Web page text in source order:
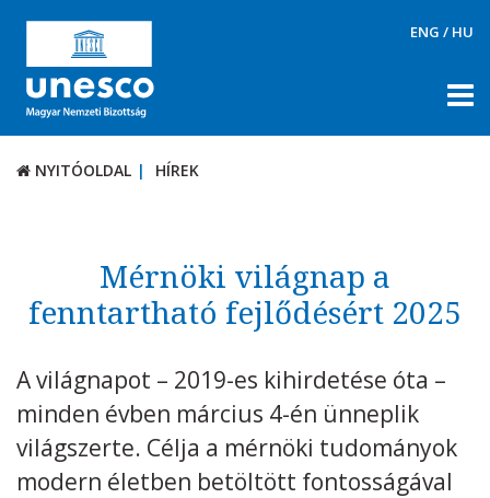
ENG / HU
NYITÓOLDAL HÍREK
TÉMÁK
DOKUMENTUMTÁR
KAPCSOLAT
NYITÓOLDAL HÍREK
Mérnöki világnap a
fenntartható fejlődésért 2025
A világnapot – 2019-es kihirdetése óta –
minden évben március 4-én ünneplik
világszerte. Célja a mérnöki tudományok
modern életben betöltött fontosságával